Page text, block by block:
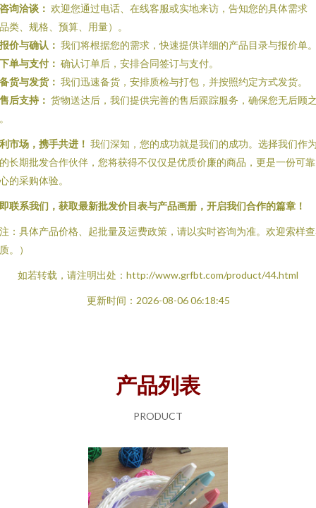
咨询洽谈： 欢迎您通过电话、在线客服或实地来访，告知您的具体需求
类、规格、预算、用量）。
报价与确认： 我们将根据您的需求，快速提供详细的产品目录与报价单
下单与支付： 确认订单后，安排合同签订与支付。
备货与发货： 我们迅速备货，安排质检与打包，并按照约定方式发货。
售后支持： 货物送达后，我们提供完善的售后跟踪服务，确保您无后顾
市场，携手共进！ 我们深知，您的成功就是我们的成功。选择我们作
长期批发合作伙伴，您将获得不仅仅是优质价廉的商品，更是一份可
的采购体验。
联系我们，获取最新批发价目表与产品画册，开启我们合作的篇章！
：具体产品价格、起批量及运费政策，请以实时咨询为准。欢迎索样
。）
如若转载，请注明出处：http://www.grfbt.com/product/44.html
更新时间：2026-08-06 06:18:45
产品列表
PRODUCT